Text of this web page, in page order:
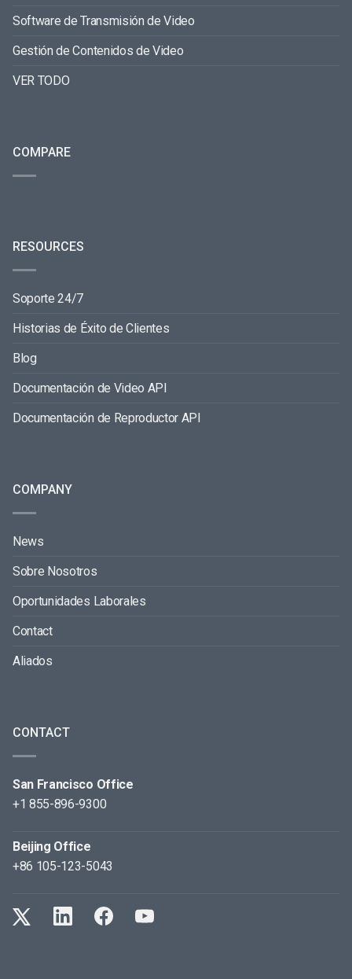
Software de Transmisión de Video
Gestión de Contenidos de Video
VER TODO
COMPARE
RESOURCES
Soporte 24/7
Historias de Éxito de Clientes
Blog
Documentación de Video API
Documentación de Reproductor API
COMPANY
News
Sobre Nosotros
Oportunidades Laborales
Contact
Aliados
CONTACT
San Francisco Office
+1 855-896-9300
Beijing Office
+86 105-123-5043